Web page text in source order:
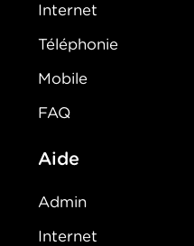
Internet
Téléphonie
Mobile
FAQ
Aide
Admin
Internet